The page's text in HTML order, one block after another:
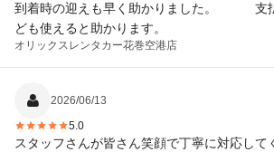
到着時の迎えも早く助かりました。 支払
ども使えると助かります。
オリックスレンタカー花巻空港店
2026/06/13
5.0
スタッフさんが皆さん笑顔で丁寧に対応して